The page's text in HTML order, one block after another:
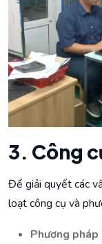
3. Công
Để giải quyết các
loạt công cụ và
Phương